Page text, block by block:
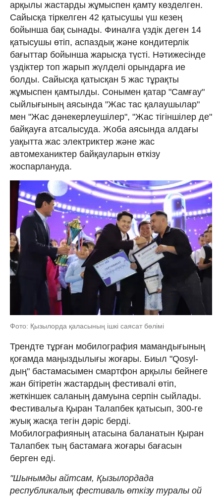
арқылы жастарды жұмыспен қамту көзделген.
Сайысқа тіркелген 42 қатысушы үш кезең
бойынша бақ сынады. Финалға үздік деген 14
қатысушы өтіп, аспаздық және кондитерлік
бағыттар бойынша жарысқа түсті. Нәтижесінде
үздіктер топ жарып жүлделі орындарға ие
болды. Сайысқа қатысқан 5 жас тұрақты
жұмыспен қамтылды. Сонымен қатар "Самғау"
сыйлығының аясында "Жас тас қалаушылар"
мен "Жас дәнекерлеушілер", "Жас тігіншілер де"
байқауға атсалысуда. Жоба аясында алдағы
уақытта жас электриктер және жас
автомеханиктер байқауларын өткізу
жоспарлануда.
Фото: Қызылорда қаласының ішкі саясат бөлімі
Трендте тұрған мобилография мамандығының
қоғамда маңыздылығы жоғары. Биыл "Qosyl-
дың" бастамасымен смартфон арқылы бейнеге
жан бітіретін жастардың фестивалі өтіп,
жеткіншек саланың дамуына серпін сыйлады.
Фестивальға Қыран Талапбек қатысып, 300-ге
жуық жасқа тегін дәріс берді.
Мобилографияның атасына баланатын Қыран
Талапбек тың бастамаға жоғары бағасын
берген еді.
"Шынымды айтсам, Қызылордада
республикалық фестиваль өткізу туралы ой